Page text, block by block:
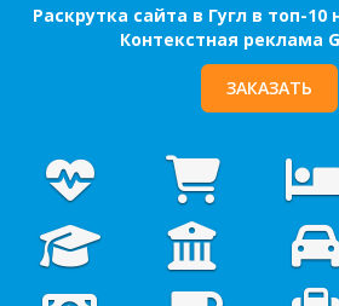
Раскрутка сайта в Гугл в топ-
Контекстная реклама
ЗАКАЗАТЬ